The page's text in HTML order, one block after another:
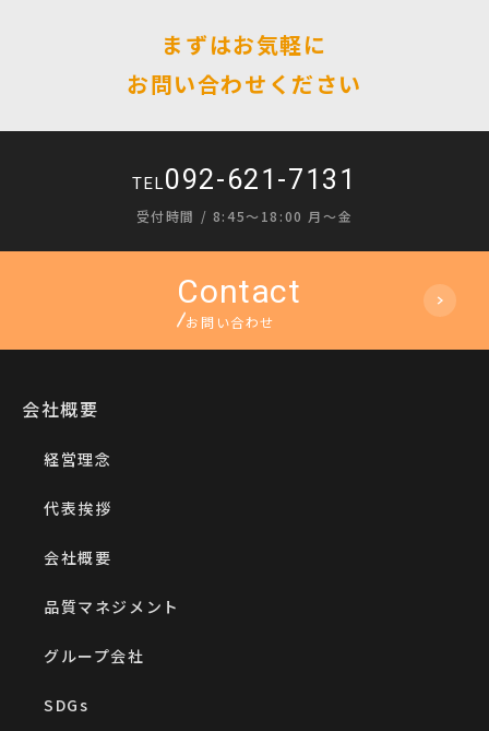
まずはお気軽に
お問い合わせください
TEL092-621-7131
受付時間 / 8:45〜18:00 月〜金
お問い合わせ
会社概要
経営理念
代表挨拶
会社概要
品質マネジメント
グループ会社
SDGs